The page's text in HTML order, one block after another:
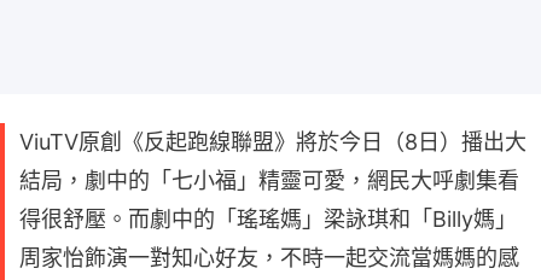
ViuTV原創《反起跑線聯盟》將於今日（8日）播出大
結局，劇中的「七小福」精靈可愛，網民大呼劇集看
得很舒壓。而劇中的「瑤瑤媽」梁詠琪和「Billy媽」
周家怡飾演一對知心好友，不時一起交流當媽媽的感